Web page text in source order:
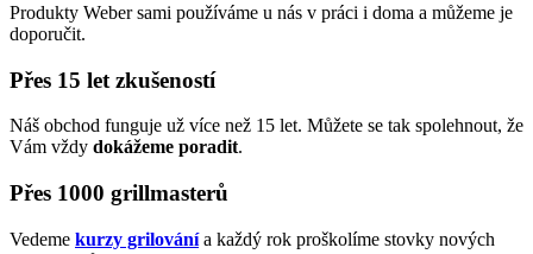
Produkty Weber sami používáme u nás v práci i doma a můžeme je
doporučit.
Přes 15 let zkušeností
Náš obchod funguje už více než 15 let. Můžete se tak spolehnout, že
Vám vždy dokážeme poradit.
Přes 1000 grillmasterů
Vedeme kurzy grilovánía každý rok proškolíme stovky nových